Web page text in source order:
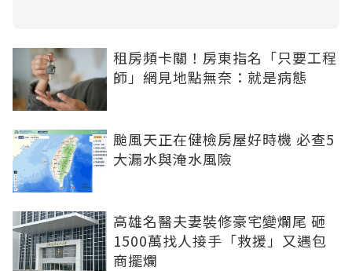
租房頻卡關！房東指名「只要工程
師」網見地點無奈：就是病態
颱風天正在健檢房屋好時機 必查5
大漏水與淹水風險
高雄名醫夫妻裝修豪宅變爛尾 砸
1500萬找人接手「救援」又遇包
商擺爛